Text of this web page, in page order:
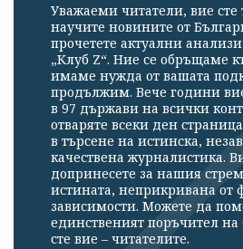
Уважаеми читатели, вие сте
научите новините от
прочетете актуални
„Клуб Z“. Ние се обръщаме
имаме нужда от вашата
продължим. Вече години
в 97 държави на всички
отваряте всеки ден
в търсене на истинска,
качествена журналистика.
допринесете за нашия
истината, неприкривана от
зависимости. Можете да
единственият поръчител
сте вие – читателите.